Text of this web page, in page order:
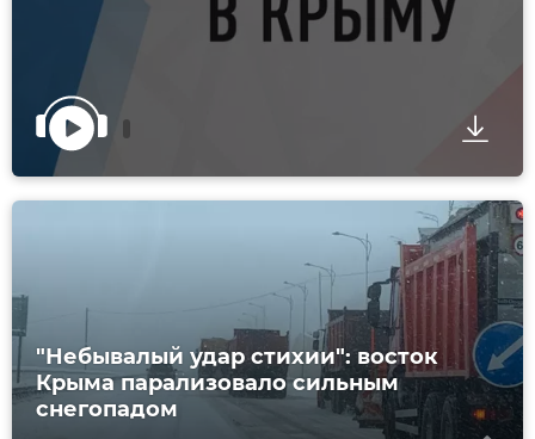
"Небывалый удар стихии": восток
Крыма парализовало сильным
снегопадом